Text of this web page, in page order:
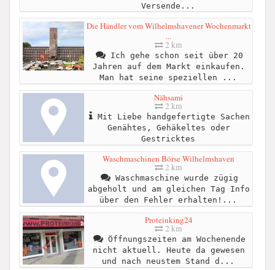
Versende...
Die Händler vom Wilhelmshavener Wochenmarkt
...
2 km
Ich gehe schon seit über 20
Jahren auf dem Markt einkaufen.
Man hat seine speziellen ...
Nähsami
2 km
Mit Liebe handgefertigte Sachen
Genähtes, Gehäkeltes oder
Gestricktes
Waschmaschinen Börse Wilhelmshaven
2 km
Waschmaschine wurde zügig
abgeholt und am gleichen Tag Info
über den Fehler erhalten!...
Proteinking24
2 km
Öffnungszeiten am Wochenende
nicht aktuell. Heute da gewesen
und nach neustem Stand d...